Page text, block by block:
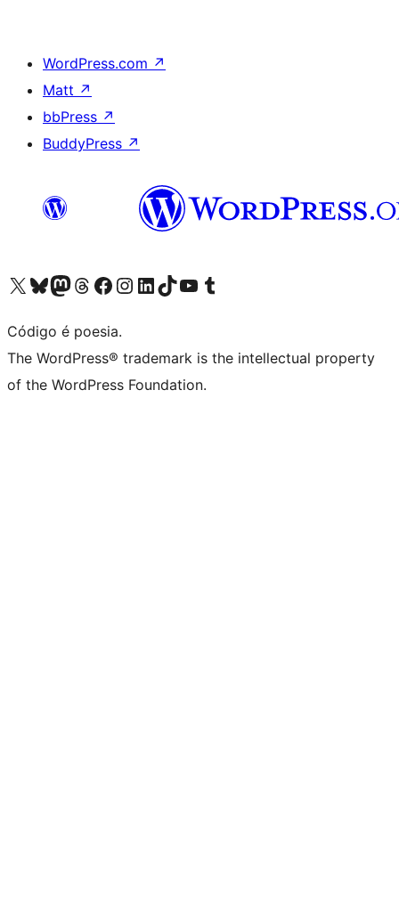
WordPress.com ↗
Matt ↗
bbPress ↗
BuddyPress ↗
Visite a nossa conta X (antigo Twitter)
Visit our Bluesky account
Visit our Mastodon account
Visit our Threads account
Visite a nossa página do Facebook
Visite a nossa conta no Instagram
Visite a nossa conta no LinkedIn
Visit our TikTok account
Visit our YouTube channel
Visit our Tumblr account
Código é poesia.
The WordPress® trademark is the intellectual property
of the WordPress Foundation.